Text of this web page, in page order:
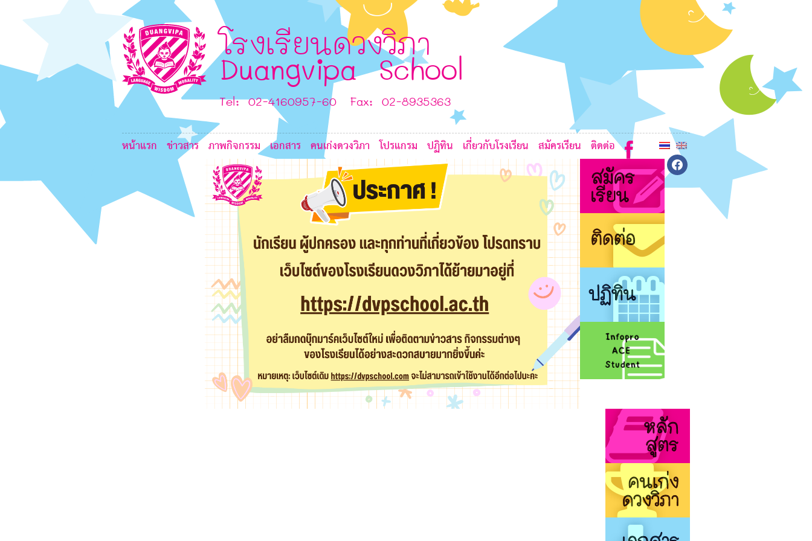
โรงเรียนดวงวิภา
Duangvipa School
Tel: 02-4160957-60 Fax: 02-8935363
หน้าแรก ข่าวสาร ภาพกิจกรรม เอกสาร คนเก่งดวงวิภา โปรแกรม ปฏิทิน เกี่ยวกับโรงเรียน สมัครเรียน ติดต่อ
facebook
8
8
7
7
6
6
6
6
7
6
7
7 7
7
6
L